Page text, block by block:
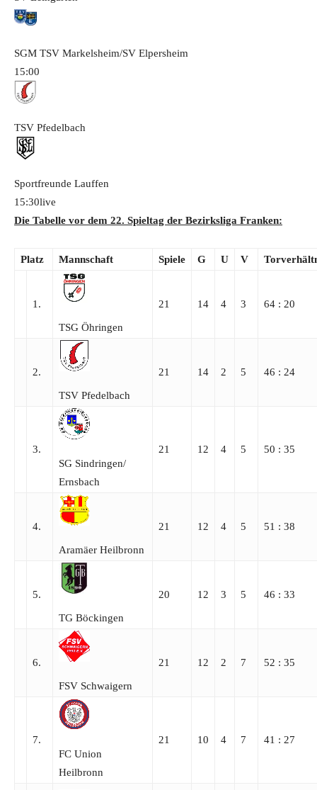
SGM TSV Markelsheim/SV Elpersheim
15:00
TSV Pfedelbach
Sportfreunde Lauffen
15:30live
Die Tabelle vor dem 22. Spieltag der Bezirksliga Franken:
Platz Mannschaft Spiele G U V
1.
TSG Öhringen
21 14 4 3 64 : 20
2.
TSV Pfedelbach
21 14 2 5 46 : 24
3.
SG Sindringen/​
Ernsbach
21 12 4 5 50 : 35
4.
Aramäer Heilbronn
21 12 4 5 51 : 38
5.
TG Böckingen
20 12 3 5 46 : 33
6.
FSV Schwaigern
21 12 2 7 52 : 35
7.
FC Union
Heilbronn
21 10 4 7 41 : 27